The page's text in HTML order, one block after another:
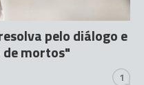
pelo diálogo e
mortos"
1